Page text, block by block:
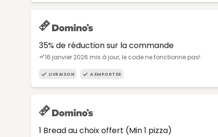
35% de réduction sur la commande
16 janvier 2026 mis à jour, le code ne fonctionne pas!
LIVRAISON A EMPORTER
1 Bread au choix offert (Min 1 pizza)